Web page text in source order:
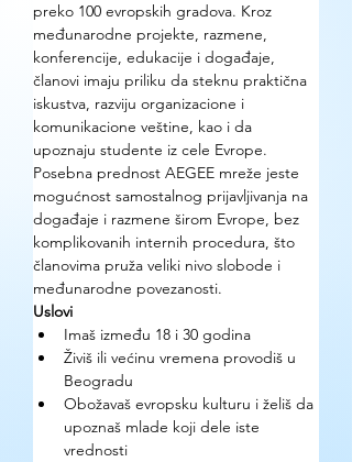
preko 100 evropskih gradova. Kroz
međunarodne projekte, razmene,
konferencije, edukacije i događaje,
članovi imaju priliku da steknu praktična
iskustva, razviju organizacione i
komunikacione veštine, kao i da
upoznaju studente iz cele Evrope.
Posebna prednost AEGEE mreže jeste
mogućnost samostalnog prijavljivanja na
događaje i razmene širom Evrope, bez
komplikovanih internih procedura, što
članovima pruža veliki nivo slobode i
međunarodne povezanosti.
Uslovi
Imaš između 18 i 30 godina
Živiš ili većinu vremena provodiš u
Beogradu
Obožavaš evropsku kulturu i želiš da
upoznaš mlade koji dele iste
vrednosti